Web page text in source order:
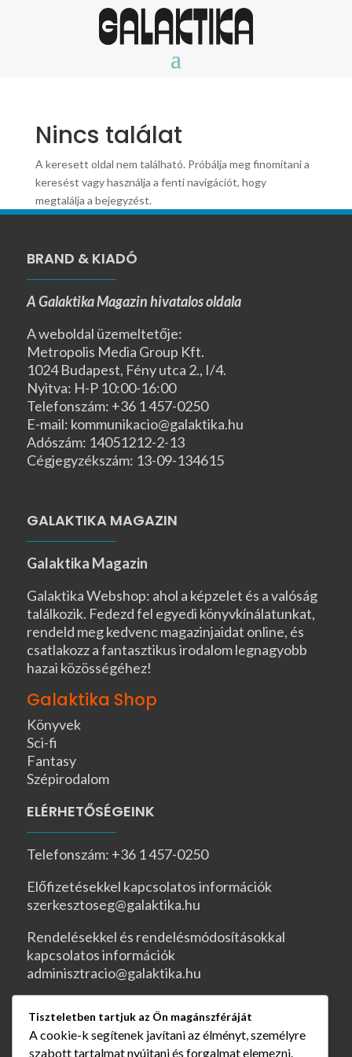
Nincs találat
A keresett oldal nem található. Próbálja meg finomítani a
keresést vagy használja a fenti navigációt, hogy
megtalálja a bejegyzést.
BRAND & KIADÓ
A Galaktika Magazin hivatalos oldala
A weboldal üzemeltetője:
Metropolis Media Group Kft.
1024 Budapest, Fény utca 2., I/4.
Nyitva: H-P 10:00-16:00
Telefonszám: +36 1 457-0250
E-mail: kommunikacio@galaktika.hu
Adószám: 14051212-2-13
Cégjegyzékszám: 13-09-134615
GALAKTIKA MAGAZIN
Galaktika Magazin
Galaktika Webshop: ahol a képzelet és a valóság
találkozik. Fedezd fel egyedi könyvkínálatunkat,
rendeld meg kedvenc magazinjaidat online, és
csatlakozz a fantasztikus irodalom legnagyobb
hazai közösségéhez!
Galaktika Shop
Könyvek
Sci-fi
Fantasy
Szépirodalom
ELÉRHETŐSÉGEINK
Telefonszám: +36 1 457-0250
Előfizetésekkel kapcsolatos információk
szerkesztoseg@galaktika.hu
Rendelésekkel és rendelésmódosításokkal
kapcsolatos információk
adminisztracio@galaktika.hu
kommunikacio@galaktika.hu
Tiszteletben tartjuk az Ön magánszféráját
A cookie-k segítenek javítani az élményt, személyre
szabott tartalmat nyújtani és forgalmat elemezni.